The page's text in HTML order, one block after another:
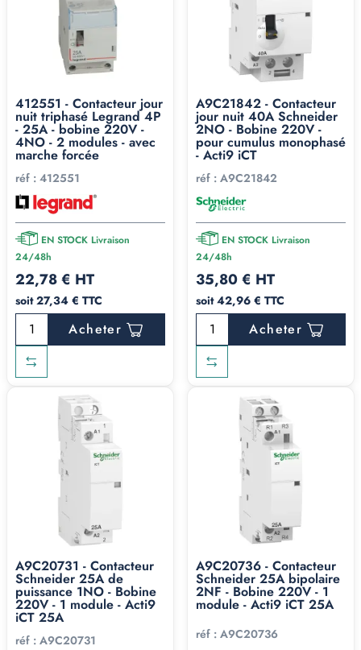
412551 - Contacteur jour
nuit triphasé Legrand 4P
- 25A - bobine 220V -
4NO - 2 modules - avec
marche forcée
réf : 412551
EN STOCK Livraison
24/48h
22,78 € HT
soit 27,34 € TTC
Acheter
A9C21842 - Contacteur
jour nuit 40A Schneider
2NO - Bobine 220V -
pour cumulus monophasé
- Acti9 iCT
réf : A9C21842
EN STOCK Livraison
24/48h
35,80 € HT
soit 42,96 € TTC
Acheter
A9C20731 - Contacteur
Schneider 25A de
puissance 1NO - Bobine
220V - 1 module - Acti9
iCT 25A
réf : A9C20731
A9C20736 - Contacteur
Schneider 25A bipolaire
2NF - Bobine 220V - 1
module - Acti9 iCT 25A
réf : A9C20736